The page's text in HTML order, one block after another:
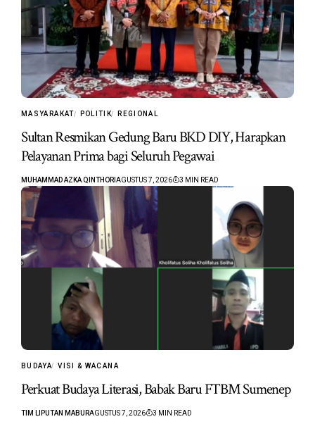
MASYARAKAT POLITIK REGIONAL
Sultan Resmikan Gedung Baru BKD DIY, Harapkan
Pelayanan Prima bagi Seluruh Pegawai
MUHAMMAD AZKA QINTHORI AGUSTUS 7, 2026 3 MIN READ
BUDAYA VISI & WACANA
Perkuat Budaya Literasi, Babak Baru FTBM Sumenep
TIM LIPUTAN MABURAGUSTUS 7, 2026 3 MIN READ